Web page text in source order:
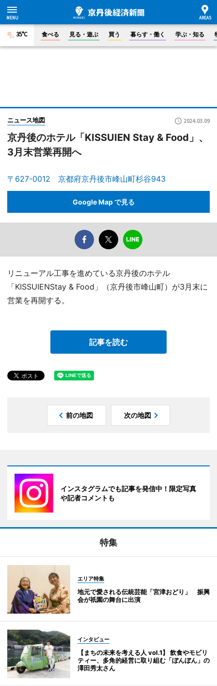
35°C 食べる 見る・遊ぶ 買う 暮らす・働く 学ぶ・知る
ニュース地図 2024.03.09
京丹後のホテル「KISSUIEN Stay & Food」、
3月末営業再開へ
〒627-0012 京都府京丹後市峰山町杉谷943
Google Map で見る
リニューアル工事を進めている京丹後のホテル
「KISSUIENStay & Food」（京丹後市峰山町）が3月末に
営業を再開する。
記事を読む
前の地図 次の地図
インスタグラムでも記事を発信中！限定写真
や記者コメントも
特集
エリア特集
地元で愛される伝統芸能「宮津おどり」 振興
会が祇園の舞台に出演
インタビュー
【まちの未来を考える人 vol.1】 飲食やモビリ
ティー、多角的経営に取り組む「ぼんぼん」の
澤田秀太さん